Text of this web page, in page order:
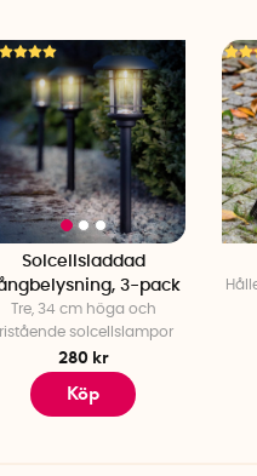
Solcellsladdad
3-pack
Tre, 34 cm höga och
solcellslampor
280 kr
Köp